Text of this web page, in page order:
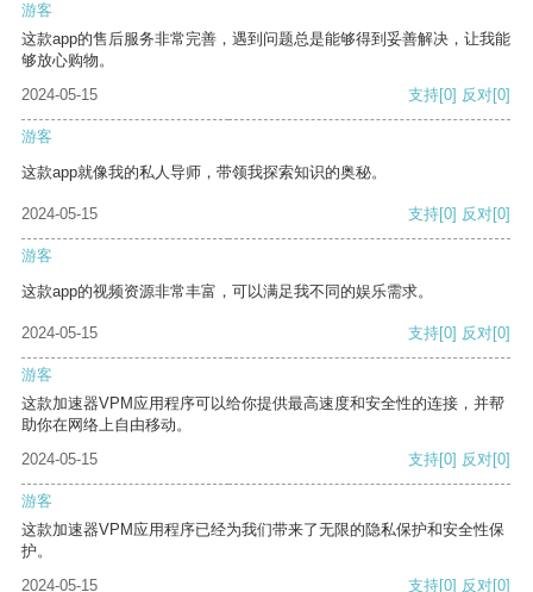
游客
这款app的售后服务非常完善，遇到问题总是能够得到妥善解决，让我能
够放心购物。
2024-05-15
支持[0] 反对[0]
游客
这款app就像我的私人导师，带领我探索知识的奥秘。
2024-05-15 支持[0] 反对[0]
游客
这款app的视频资源非常丰富，可以满足我不同的娱乐需求。
2024-05-15 支持[0] 反对[0]
游客
这款加速器VPM应用程序可以给你提供最高速度和安全性的连接，并帮
助你在网络上自由移动。
2024-05-15
支持[0] 反对[0]
游客
这款加速器VPM应用程序已经为我们带来了无限的隐私保护和安全性保
护。
2024-05-15
支持[0] 反对[0]